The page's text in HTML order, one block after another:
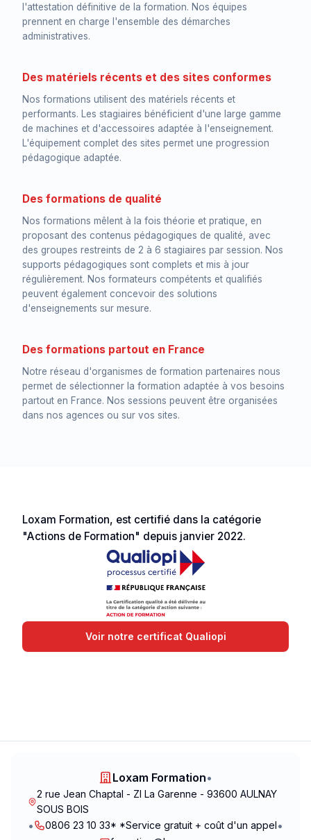
l'attestation définitive de la formation. Nos équipes
prennent en charge l'ensemble des démarches
administratives.
Des matériels récents et des sites conformes
Nos formations utilisent des matériels récents et
performants. Les stagiaires bénéficient d'une large gamme
de machines et d'accessoires adaptée à l'enseignement.
L'équipement complet des sites permet une progression
pédagogique adaptée.
Des formations de qualité
Nos formations mêlent à la fois théorie et pratique, en
proposant des contenus pédagogiques de qualité, avec
des groupes restreints de 2 à 6 stagiaires par session. Nos
supports pédagogiques sont complets et mis à jour
régulièrement. Nos formateurs compétents et qualifiés
peuvent également concevoir des solutions
d'enseignements sur mesure.
Des formations partout en France
Notre réseau d'organismes de formation partenaires nous
permet de sélectionner la formation adaptée à vos besoins
partout en France. Nos sessions peuvent être organisées
dans nos agences ou sur vos sites.
Loxam Formation, est certifié dans la catégorie
"Actions de Formation" depuis janvier 2022.
Voir notre certificat Qualiopi
Loxam Formation•
2 rue Jean Chaptal - ZI La Garenne - 93600 AULNAY
SOUS BOIS
• 0806 23 10 33* *Service gratuit + coût d'un appel•